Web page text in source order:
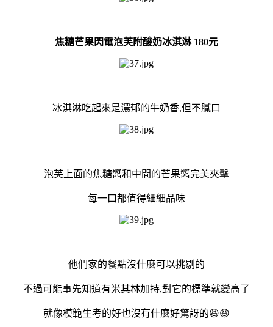
焦糖芒果閃電泡芙附酸奶冰淇淋 180元
冰淇淋吃起來是濃郁的牛奶香,但不膩口
泡芙上面的焦糖醬和中間的芒果醬完美夾擊
每一口都值得細細品味
他們家的餐點沒什麼可以挑剔的
不過可能事先知道有米其林加持,對它的標準就變高了
就像模範生考的好也沒有什麼好驚訝的😆😆